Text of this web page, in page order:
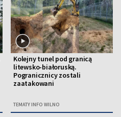
Kolejny tunel pod granicą
litewsko-białoruską.
Pogranicznicy zostali
zaatakowani
TEMATY INFO WILNO